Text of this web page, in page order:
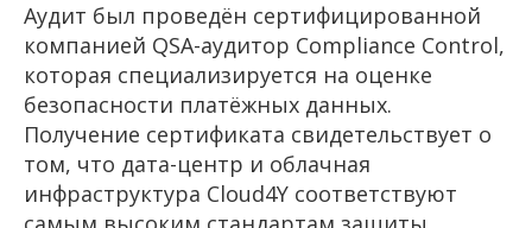
Аудит был проведён сертифицированной
компанией QSA-аудитор Compliance Control,
которая специализируется на оценке
безопасности платёжных данных.
Получение сертификата свидетельствует о
том, что дата-центр и облачная
инфраструктура Cloud4Y соответствуют